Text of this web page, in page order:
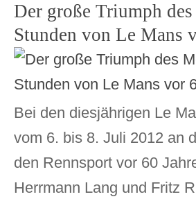
Der große Triumph
Stunden von Le Mans
Bei den diesjährigen Le
vom 6. bis 8. Juli 2012 an
den Rennsport vor 60
Herrmann Lang und Fritz